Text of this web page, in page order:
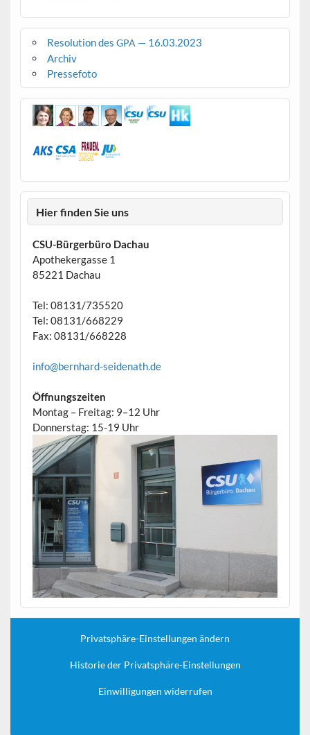
Resolution des GPA — 16.03.2023
Archiv
Pressefoto
Hier finden Sie uns
CSU-Bürgerbüro Dachau
Apothekergasse 1
85221 Dachau
Tel: 08131/735520
Tel: 08131/668229
Fax: 08131/668228
info@bernhard-seidenath.de
Öffnungszeiten
Montag – Freitag: 9–12 Uhr
Donnerstag: 15-19 Uhr
Privatsphäre-Einstellungen ändern
Historie der Privatsphäre-Einstellungen
Einwilligungen widerrufen